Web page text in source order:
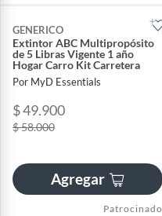
GENERICO
Extintor ABC Multipropósito
de 5 Libras Vigente 1 año
Hogar Carro Kit Carretera
Por MyD Essentials
$ 49.900
$ 58.000
Agregar
Patrocinado